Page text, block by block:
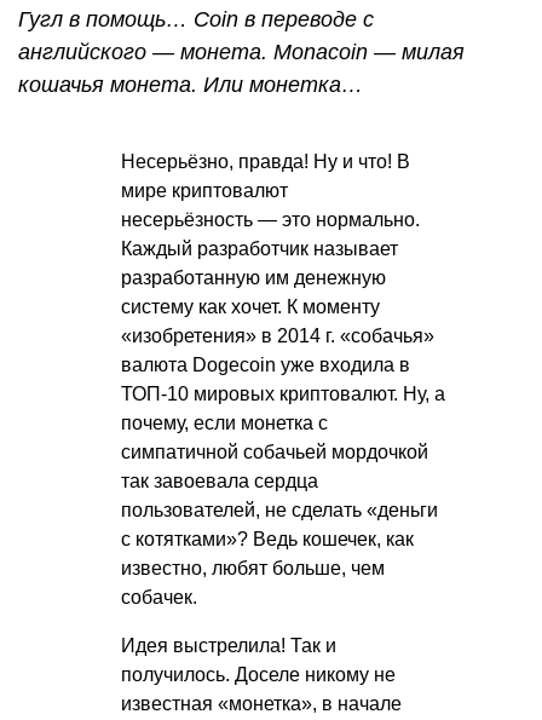
Гугл в помощь… Сoin в переводе с
английского — монета. Monacoin — милая
кошачья монета. Или монетка…
Несерьёзно, правда! Ну и что! В
мире криптовалют
несерьёзность — это нормально.
Каждый разработчик называет
разработанную им денежную
систему как хочет. К моменту
«изобретения» в 2014 г. «собачья»
валюта Dogecoin уже входила в
ТОП-10 мировых криптовалют. Ну, а
почему, если монетка с
симпатичной собачьей мордочкой
так завоевала сердца
пользователей, не сделать «деньги
с котятками»? Ведь кошечек, как
известно, любят больше, чем
собачек.
Идея выстрелила! Так и
получилось. Доселе никому не
известная «монетка», в начале